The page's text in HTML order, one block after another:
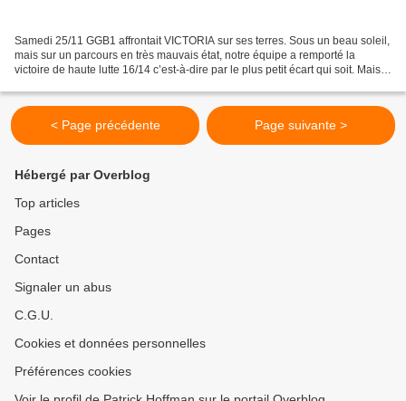
Samedi 25/11 GGB1 affrontait VICTORIA sur ses terres. Sous un beau soleil,
mais sur un parcours en très mauvais état, notre équipe a remporté la
victoire de haute lutte 16/14 c’est-à-dire par le plus petit écart qui soit. Mais,
< Page précédente Page suivante >
Hébergé par Overblog
Top articles
Pages
Contact
Signaler un abus
C.G.U.
Cookies et données personnelles
Préférences cookies